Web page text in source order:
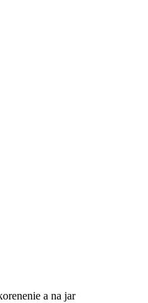
a na jar